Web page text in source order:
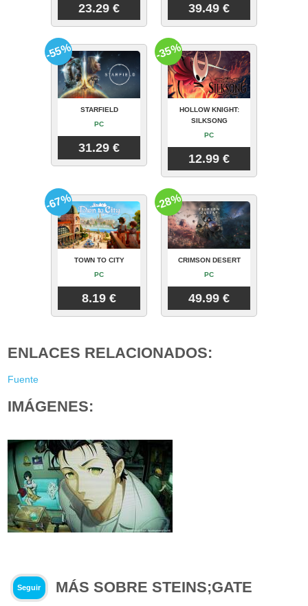
23.29 € 39.49 €
STARFIELD
PC
31.29 €
-55%
HOLLOW KNIGHT:
SILKSONG
PC
12.99 €
-35%
TOWN TO CITY
PC
8.19 €
-67%
CRIMSON DESERT
PC
49.99 €
-28%
ENLACES RELACIONADOS:
Fuente
IMÁGENES:
Seguir
MÁS SOBRE STEINS;GATE